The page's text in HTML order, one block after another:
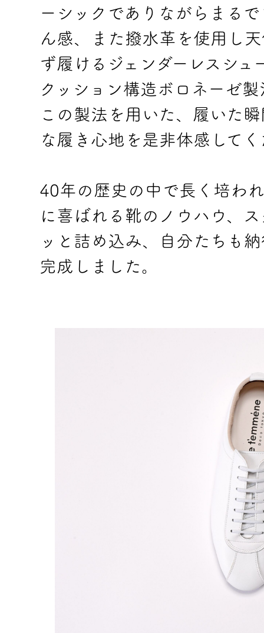
ーシックでありながらまる
ん感、また撥水革を使用し
ず履けるジェンダーレスシュ
クッション構造ボロネーゼ製
この製法を用いた、履いた
な履き心地を是非体感して
40年の歴史の中で長く培わ
に喜ばれる靴のノウハウ、
ッと詰め込み、自分たちも
完成しました。